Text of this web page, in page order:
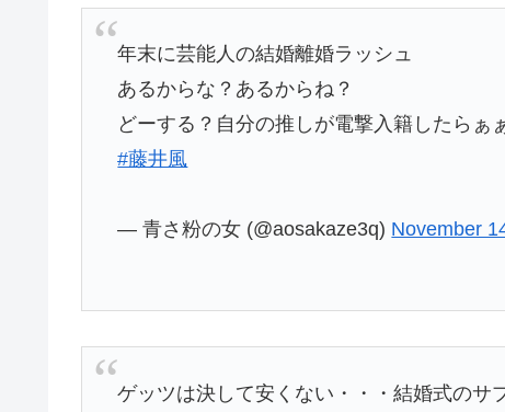
年末に芸能人の結婚離婚ラッシュ
あるからな？あるからね？
どーする？自分の推しが電撃入籍したらぁ
#藤井風
— 青さ粉の女 (@aosakaze3q) November
ゲッツは決して安くない・・・結婚式のサ